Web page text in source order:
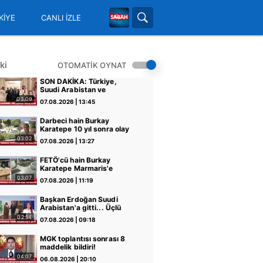
CANLI İZLE
OTOMATİK OYNAT
03:09
SON DAKİKA: Türkiye,
Suudi Arabistan ve
Pakistan 'Mekke Savunma
Anlaşması'nı imzaladı!
görüşme | Video
07.08.2026 | 13:45
03:02
Darbeci hain Burkay
Karatepe 10 yıl sonra olay
yerinde! Teröriste keşif
yaptırıyor: Ekipler suikast
07.08.2026 | 13:27
03:07
FETÖ'cü hain Burkay
Karatepe Marmaris'e
götürüldü: Keşif
yaptırılıyor... | Video
07.08.2026 | 11:19
02:54
Başkan Erdoğan Suudi
Arabistan'a gitti... Üçlü
savunma anlaşması
imzalanacak | Video
07.08.2026 | 09:18
04:07
MGK toplantısı sonrası 8
maddelik bildiri!
06.08.2026 | 20:10